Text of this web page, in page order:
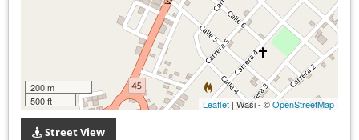
200 m
500 ft
Leaflet | Wasi - ©OpenStreetMap
Street View